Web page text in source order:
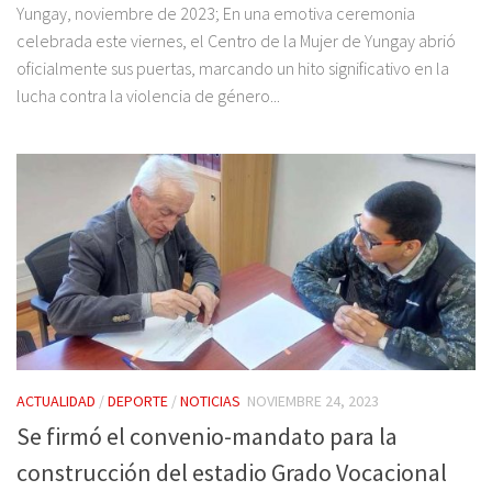
Yungay, noviembre de 2023; En una emotiva ceremonia
celebrada este viernes, el Centro de la Mujer de Yungay abrió
oficialmente sus puertas, marcando un hito significativo en la
lucha contra la violencia de género...
ACTUALIDAD /DEPORTE /NOTICIAS NOVIEMBRE 24, 2023
Se firmó el convenio-mandato para la
construcción del estadio Grado Vocacional